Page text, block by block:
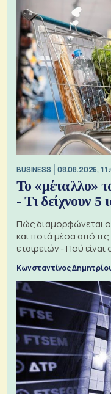
BUSINESS 08.08.2026,
Το «μέταλλο»
- Τι δείχνουν 5
Πώς διαμορφώνεται
και ποτά μέσα από
εταιρειών - Πού είναι
Κωνσταντίνος